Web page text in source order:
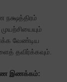
நக்ஷத்திரம்
வேண்டிய
தவிர்க்கவும்.
இணக்கம்: